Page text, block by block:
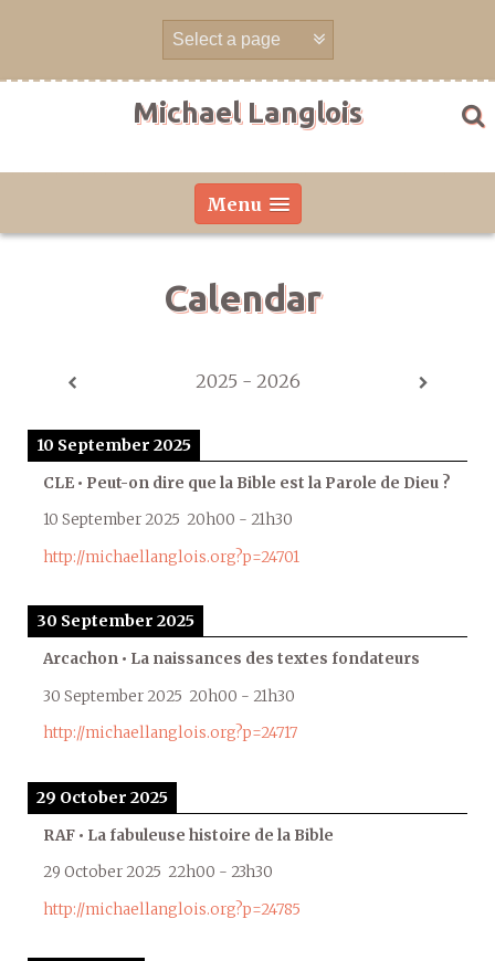
Michael Langlois
Menu
Calendar
2025 - 2026
10 September 2025
CLE • Peut-on dire que la Bible est la Parole de Dieu ?
10 September 2025 20h00 - 21h30
http://michaellanglois.org?p=24701
30 September 2025
Arcachon • La naissances des textes fondateurs
30 September 2025 20h00 - 21h30
http://michaellanglois.org?p=24717
29 October 2025
RAF • La fabuleuse histoire de la Bible
29 October 2025 22h00 - 23h30
http://michaellanglois.org?p=24785